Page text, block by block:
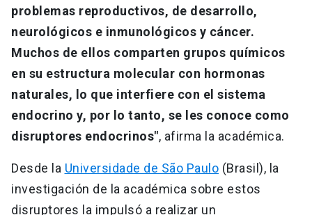
problemas reproductivos, de desarrollo,
neurológicos e inmunológicos y cáncer.
Muchos de ellos comparten grupos químicos
en su estructura molecular con hormonas
naturales, lo que interfiere con el sistema
endocrino y, por lo tanto, se les conoce como
disruptores endocrinos", afirma la académica.
Desde la Universidade de São Paulo (Brasil), la
investigación de la académica sobre estos
disruptores la impulsó a realizar un